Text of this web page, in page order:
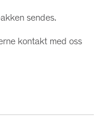
sendes.
kontakt med oss